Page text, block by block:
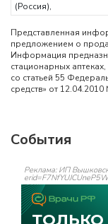
(Россия),
Представленная
предложением о
Информация
стационарных
со статьей 55
средств» от
События
Реклама: ИП